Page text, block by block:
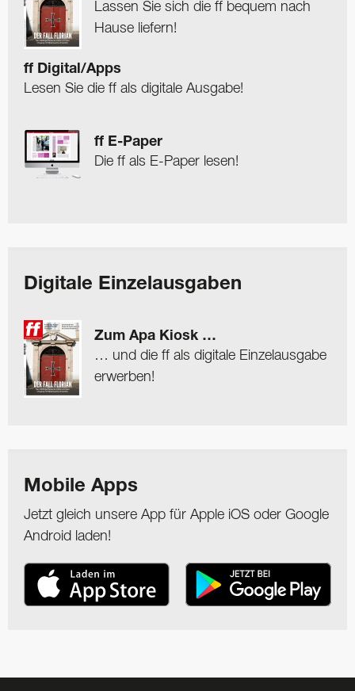
Lassen Sie sich die ff bequem nach
Hause liefern!
ff Digital/Apps
Lesen Sie die ff als digitale Ausgabe!
ff E-Paper
Die ff als E-Paper lesen!
Digitale Einzelausgaben
Zum Apa Kiosk …
… und die ff als digitale Einzelausgabe
erwerben!
Mobile Apps
Jetzt gleich unsere App für Apple iOS oder Google
Android laden!